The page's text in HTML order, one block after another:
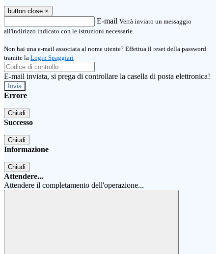
button close ×
E-mail Verrà inviato un messaggio
all'indirizzo indicato con le istruzioni necessarie.
Non hai una e-mail associata al nome utente? Effettua il reset della password
tramite la Login Spaggiari
E-mail inviata, si prega di controllare la casella di posta elettronica!
Errore
Chiudi
Successo
Chiudi
Informazione
Chiudi
Attendere...
Attendere il completamento dell'operazione...